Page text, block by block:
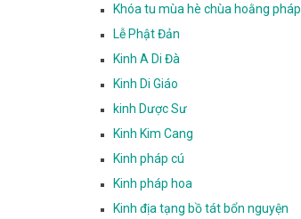
Khóa tu mùa hè chùa hoằng pháp
Lễ Phật Đản
Kinh A Di Đà
Kinh Di Giáo
kinh Dược Sư
Kinh Kim Cang
Kinh pháp cú
Kinh pháp hoa
Kinh địa tạng bồ tát bổn nguyện